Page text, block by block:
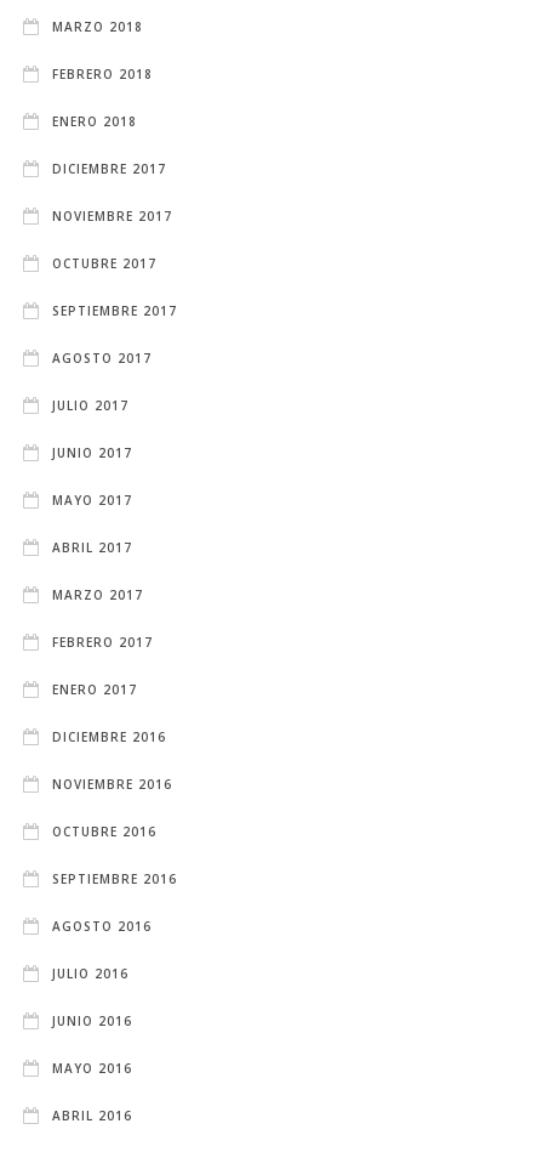
MARZO 2018
FEBRERO 2018
ENERO 2018
DICIEMBRE 2017
NOVIEMBRE 2017
OCTUBRE 2017
SEPTIEMBRE 2017
AGOSTO 2017
JULIO 2017
JUNIO 2017
MAYO 2017
ABRIL 2017
MARZO 2017
FEBRERO 2017
ENERO 2017
DICIEMBRE 2016
NOVIEMBRE 2016
OCTUBRE 2016
SEPTIEMBRE 2016
AGOSTO 2016
JULIO 2016
JUNIO 2016
MAYO 2016
ABRIL 2016